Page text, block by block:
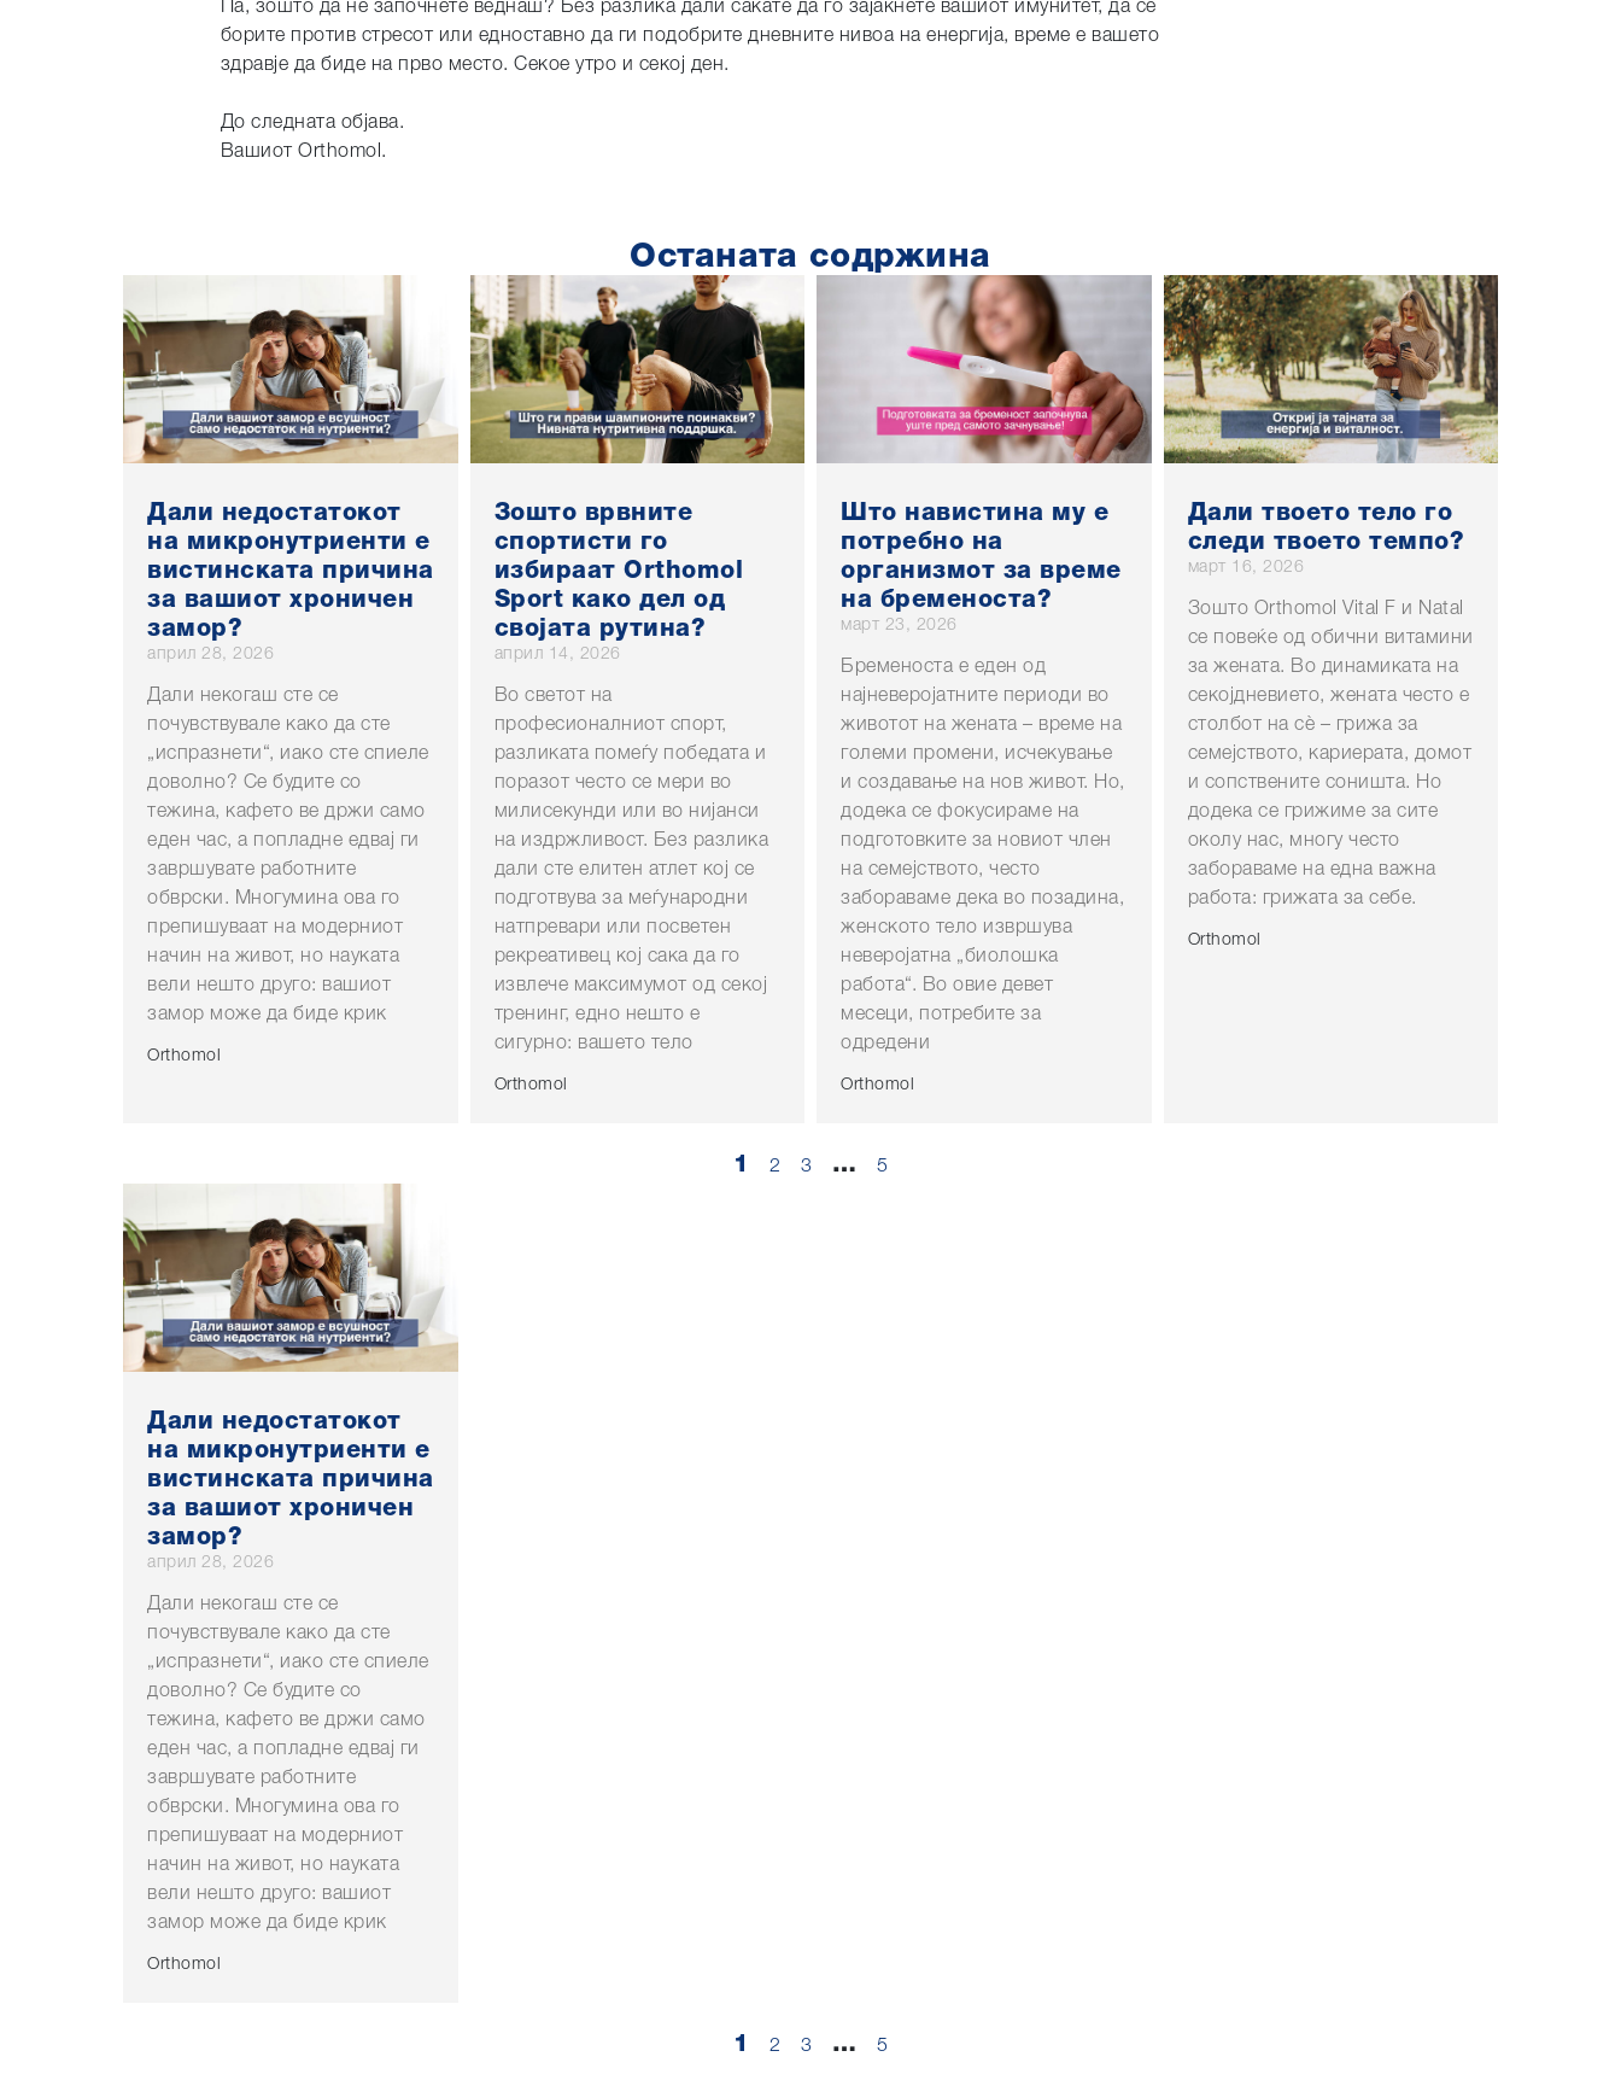
Па, зошто да не започнете веднаш? Без разлика дали сакате да го зајакнете вашиот имунитет, да се
борите против стресот или едноставно да ги подобрите дневните нивоа на енергија, време е вашето
здравје да биде на прво место. Секое утро и секој ден.
До следната објава.
Вашиот Orthomol.
Останата содржина
Дали недостатокот
на микронутриенти е
вистинската причина
за вашиот хроничен
замор?
април 28, 2026
Дали некогаш сте се
почувствувале како да сте
„испразнети“, иако сте спиеле
доволно? Се будите со
тежина, кафето ве држи само
еден час, а попладне едвај ги
завршувате работните
обврски. Многумина ова го
препишуваат на модерниот
начин на живот, но науката
вели нешто друго: вашиот
замор може да биде крик
Orthomol
Зошто врвните
спортисти го
избираат Orthomol
Sport како дел од
својата рутина?
април 14, 2026
Во светот на
професионалниот спорт,
разликата помеѓу победата и
поразот често се мери во
милисекунди или во нијанси
на издржливост. Без разлика
дали сте елитен атлет кој се
подготвува за меѓународни
натпревари или посветен
рекреативец кој сака да го
извлече максимумот од секој
тренинг, едно нешто е
сигурно: вашето тело
Orthomol
Што навистина му е
потребно на
организмот за време
на бременоста?
март 23, 2026
Бременоста е еден од
најневеројатните периоди во
животот на жената – време на
големи промени, исчекување
и создавање на нов живот. Но,
додека се фокусираме на
подготовките за новиот член
на семејството, често
забораваме дека во позадина,
женското тело извршува
неверојатна „биолошка
работа“. Во овие девет
месеци, потребите за
одредени
Orthomol
Дали твоето тело го
следи твоето темпо?
март 16, 2026
Зошто Orthomol Vital F и Natal
се повеќе од обични витамини
за жената. Во динамиката на
секојдневието, жената често е
столбот на сè – грижа за
семејството, кариерата, домот
и сопствените соништа. Но
додека се грижиме за сите
околу нас, многу често
забораваме на една важна
работа: грижата за себе.
Orthomol
1 2 3 … 5
Дали недостатокот
на микронутриенти е
вистинската причина
за вашиот хроничен
замор?
април 28, 2026
Дали некогаш сте се
почувствувале како да сте
„испразнети“, иако сте спиеле
доволно? Се будите со
тежина, кафето ве држи само
еден час, а попладне едвај ги
завршувате работните
обврски. Многумина ова го
препишуваат на модерниот
начин на живот, но науката
вели нешто друго: вашиот
замор може да биде крик
Orthomol
1 2 3 … 5